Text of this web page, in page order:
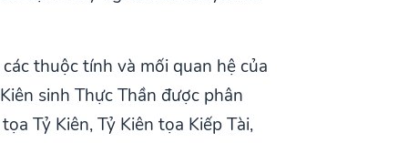
thuộc tính và mối quan hệ của
sinh Thực Thần được phân
Tỷ Kiên, Tỷ Kiên tọa Kiếp Tài,